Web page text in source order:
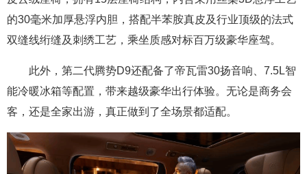
的30毫米加厚悬浮内胆，搭配半苯胺真皮及行业顶级的法式
双缝线绗缝及刺绣工艺，乘坐质感对标百万级豪华座驾。
此外，第二代腾势D9还配备了帝瓦雷30扬音响、7.5L智
能冷暖冰箱等配置，带来越级豪华出行体验。无论是商务会
客，还是全家出游，真正做到了全场景都适配。